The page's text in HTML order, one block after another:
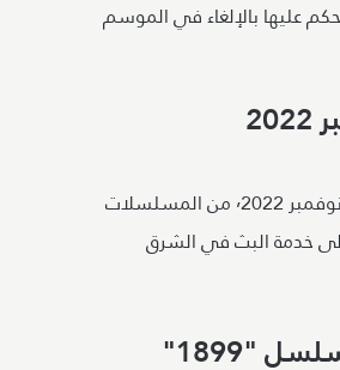
عليها بالإلغاء في الموسم
نظرة شاملة على جديد نتفليكس في نوفمبر ٬2022 من المسلسلات
إلى خدمة البث في الشرق
"1899"